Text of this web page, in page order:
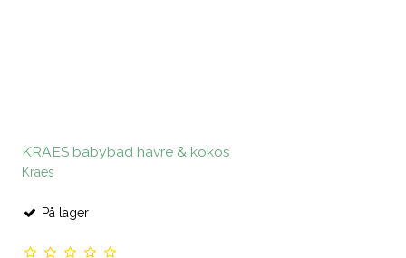
KRAES babybad havre & kokos
Kraes
På lager